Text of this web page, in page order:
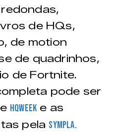
de HQs,
de motion
de quadrinhos,
de Fortnite.
pode ser
HQWeek e as
pela Sympla.